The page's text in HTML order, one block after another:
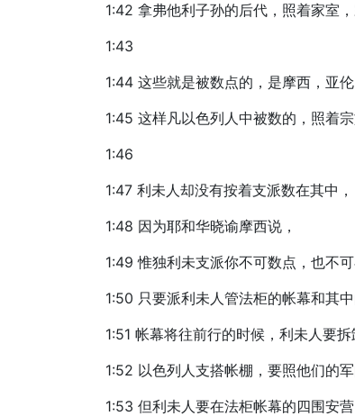
1:42 拿弗他利子孙的后代，照着家室
1:43
1:44 这些就是被数点的，是摩西，亚
1:45 这样凡以色列人中被数的，照着
1:46
1:47 利未人却没有按着支派数在其中，
1:48 因为耶和华晓谕摩西说，
1:49 惟独利未支派你不可数点，也不
1:50 只要派利未人管法柜的帐幕和其
1:51 帐幕将往前行的时候，利未人要
1:52 以色列人支搭帐棚，要照他们的
1:53 但利未人要在法柜帐幕的四围安